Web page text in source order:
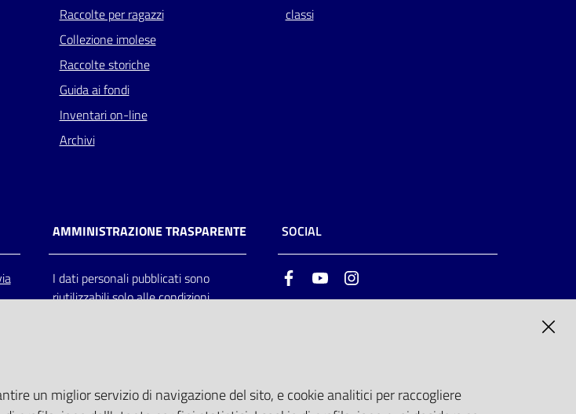
Raccolte per ragazzi
Collezione imolese
Raccolte storiche
Guida ai fondi
Inventari on-line
Archivi
classi
AMMINISTRAZIONE TRASPARENTE
I dati personali pubblicati sono
riutilizzabili solo alle condizioni
SOCIAL
FacebookYoutube
un miglior servizio di navigazione del sito, e cookie analitici per raccogliere